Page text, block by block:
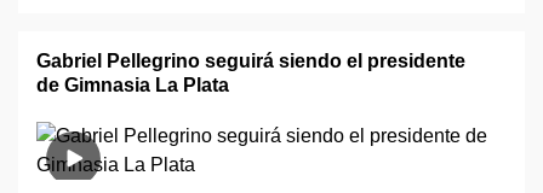
Gabriel Pellegrino seguirá siendo el presidente
de Gimnasia La Plata